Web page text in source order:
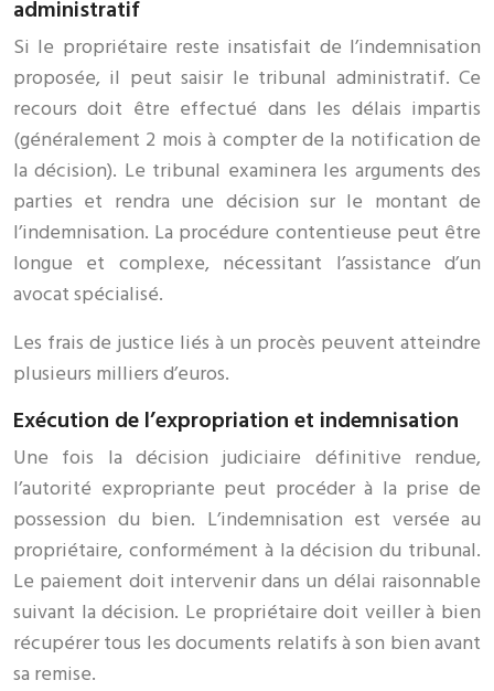
administratif
Si le propriétaire reste insatisfait de l’indemnisation
proposée, il peut saisir le tribunal administratif. Ce
recours doit être effectué dans les délais impartis
(généralement 2 mois à compter de la notification de
la décision). Le tribunal examinera les arguments des
parties et rendra une décision sur le montant de
l’indemnisation. La procédure contentieuse peut être
longue et complexe, nécessitant l’assistance d’un
avocat spécialisé.
Les frais de justice liés à un procès peuvent atteindre
plusieurs milliers d’euros.
Exécution de l’expropriation et indemnisation
Une fois la décision judiciaire définitive rendue,
l’autorité expropriante peut procéder à la prise de
possession du bien. L’indemnisation est versée au
propriétaire, conformément à la décision du tribunal.
Le paiement doit intervenir dans un délai raisonnable
suivant la décision. Le propriétaire doit veiller à bien
récupérer tous les documents relatifs à son bien avant
sa remise.